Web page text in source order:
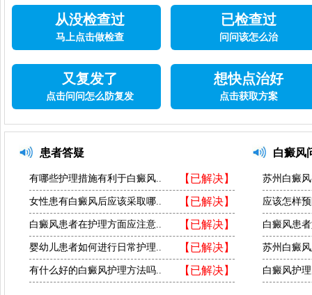
从没检查过
马上点击做检查
已检查过
问问该怎么治
又复发了
点击问问怎么防复发
想快点治好
点击获取方案
患者答疑
【已解决】
有哪些护理措施有利于白癜风..
【已解决】
女性患有白癜风后应该采取哪..
【已解决】
白癜风患者在护理方面应注意..
【已解决】
婴幼儿患者如何进行日常护理..
【已解决】
有什么好的白癜风护理方法吗..
白癜风
苏州白癜
应该怎样
白癜风患
苏州白癜
白癜风护